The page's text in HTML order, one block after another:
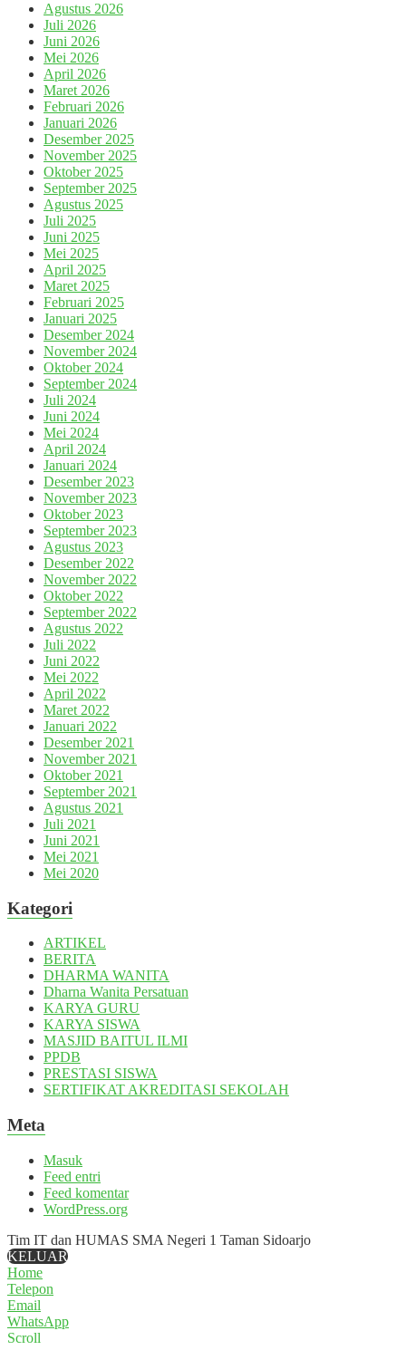
Agustus 2026
Juli 2026
Juni 2026
Mei 2026
April 2026
Maret 2026
Februari 2026
Januari 2026
Desember 2025
November 2025
Oktober 2025
September 2025
Agustus 2025
Juli 2025
Juni 2025
Mei 2025
April 2025
Maret 2025
Februari 2025
Januari 2025
Desember 2024
November 2024
Oktober 2024
September 2024
Juli 2024
Juni 2024
Mei 2024
April 2024
Januari 2024
Desember 2023
November 2023
Oktober 2023
September 2023
Agustus 2023
Desember 2022
November 2022
Oktober 2022
September 2022
Agustus 2022
Juli 2022
Juni 2022
Mei 2022
April 2022
Maret 2022
Januari 2022
Desember 2021
November 2021
Oktober 2021
September 2021
Agustus 2021
Juli 2021
Juni 2021
Mei 2021
Mei 2020
Kategori
ARTIKEL
BERITA
DHARMA WANITA
Dharna Wanita Persatuan
KARYA GURU
KARYA SISWA
MASJID BAITUL ILMI
PPDB
PRESTASI SISWA
SERTIFIKAT AKREDITASI SEKOLAH
Meta
Masuk
Feed entri
Feed komentar
WordPress.org
Tim IT dan HUMAS SMA Negeri 1 Taman Sidoarjo
KELUAR
Home
Telepon
Email
WhatsApp
Scroll